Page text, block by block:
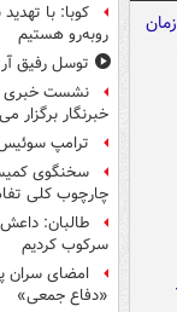
کوبا: با
روبه‌رو هستیم
توسل رفیق
نشست خبری
خبرنگار برگزار
ترامپ سوئیس
سخنگوی
چارچوب کلی
طالبان: داعش
سرکوب کردیم
امضای سران
«دفاع جمعی»